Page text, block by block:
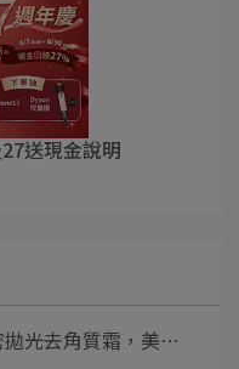
送現金說明
拋光去角質霜，美⋯